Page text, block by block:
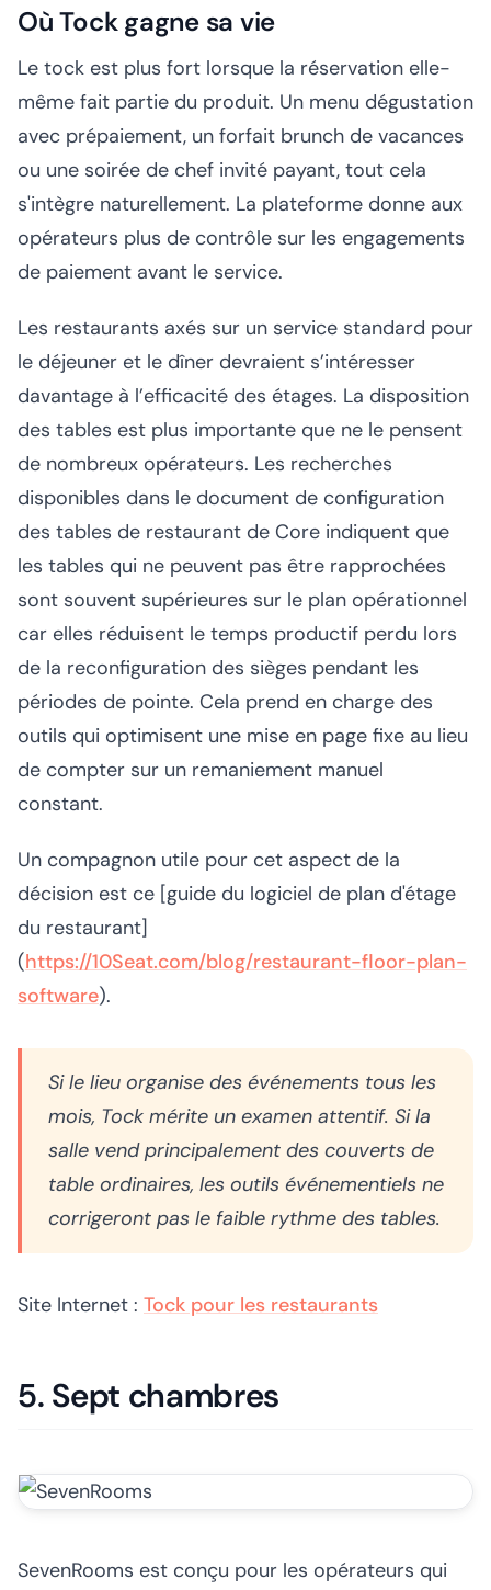
Où Tock gagne sa vie
Le tock est plus fort lorsque la réservation elle-
même fait partie du produit. Un menu dégustation
avec prépaiement, un forfait brunch de vacances
ou une soirée de chef invité payant, tout cela
s'intègre naturellement. La plateforme donne aux
opérateurs plus de contrôle sur les engagements
de paiement avant le service.
Les restaurants axés sur un service standard pour
le déjeuner et le dîner devraient s’intéresser
davantage à l’efficacité des étages. La disposition
des tables est plus importante que ne le pensent
de nombreux opérateurs. Les recherches
disponibles dans le document de configuration
des tables de restaurant de Core indiquent que
les tables qui ne peuvent pas être rapprochées
sont souvent supérieures sur le plan opérationnel
car elles réduisent le temps productif perdu lors
de la reconfiguration des sièges pendant les
périodes de pointe. Cela prend en charge des
outils qui optimisent une mise en page fixe au lieu
de compter sur un remaniement manuel
constant.
Un compagnon utile pour cet aspect de la
décision est ce [guide du logiciel de plan d'étage
du restaurant]
(https://10Seat.com/blog/restaurant-floor-plan-
software).
Si le lieu organise des événements tous les
mois, Tock mérite un examen attentif. Si la
salle vend principalement des couverts de
table ordinaires, les outils événementiels ne
corrigeront pas le faible rythme des tables.
Site Internet : Tock pour les restaurants
5. Sept chambres
SevenRooms est conçu pour les opérateurs qui